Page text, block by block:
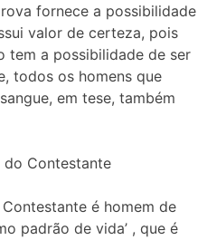
fornece a possibilidade
valor de certeza, pois
tem a possibilidade de ser
todos os homens que
em tese, também
do Contestante
é homem de
padrão de vida’ , que é